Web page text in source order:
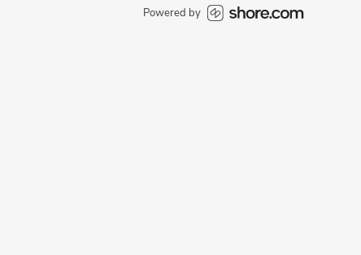
Powered by